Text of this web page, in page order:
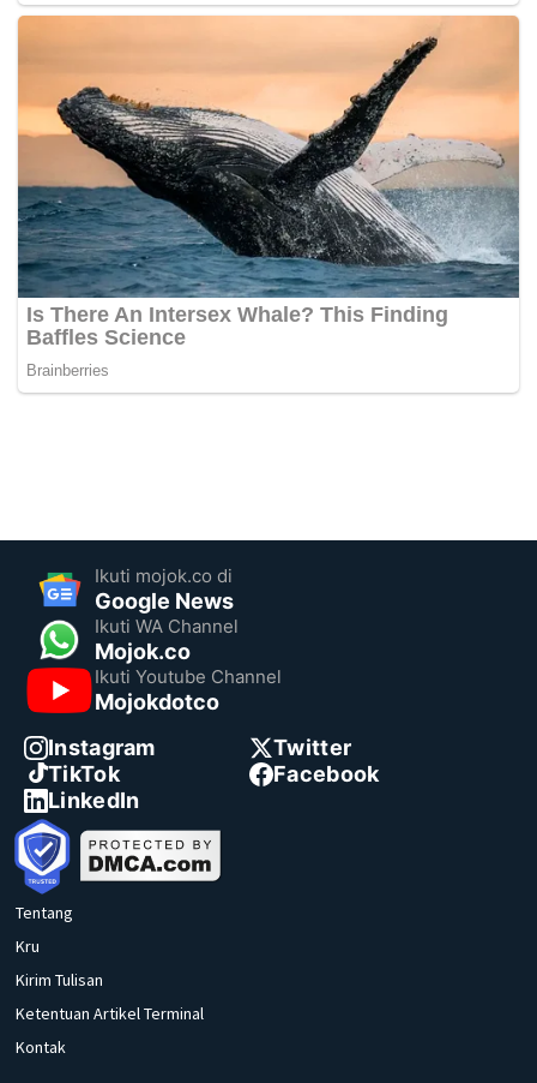
Ikuti mojok.co di
Google News
Ikuti WA Channel
Mojok.co
Ikuti Youtube Channel
Mojokdotco
Instagram
Twitter
TikTok
Facebook
LinkedIn
Tentang
Kru
Kirim Tulisan
Ketentuan Artikel Terminal
Kontak